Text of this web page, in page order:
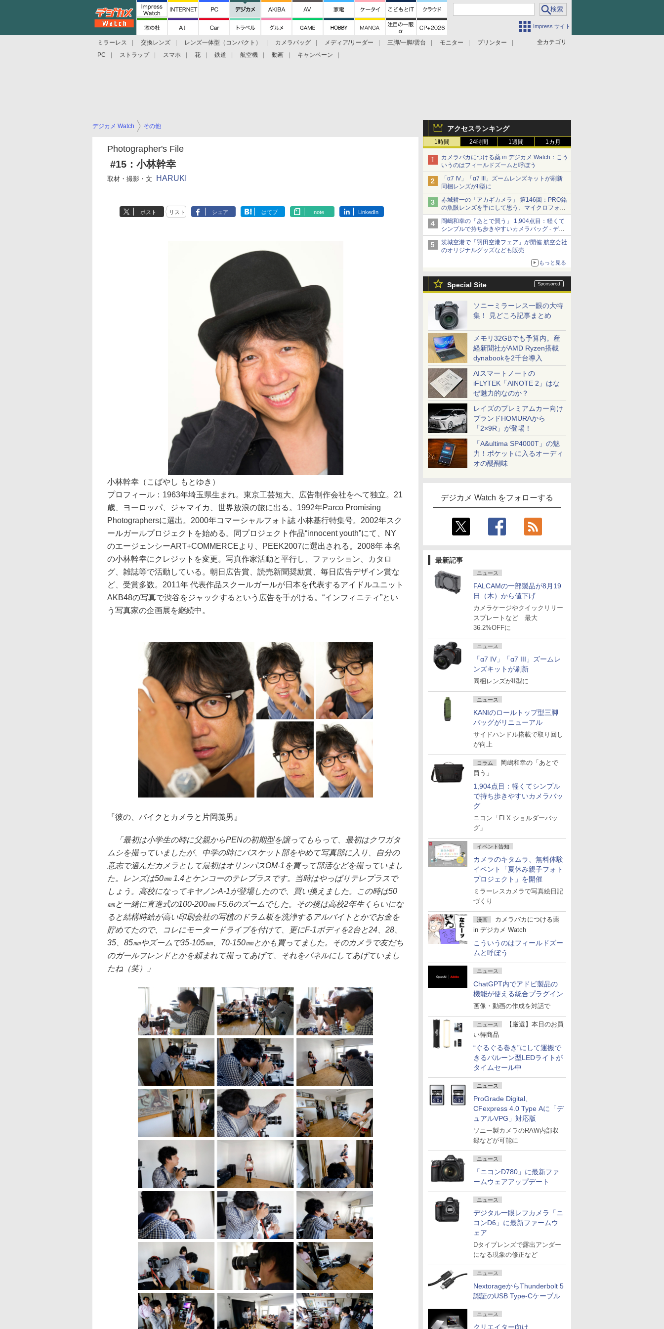
Impress サイト
全カテゴリ
ミラーレス 交換レンズ レンズ一体型（コンパクト） カメラバッグ メディア/リーダー 三脚/一脚/雲台 モニター
プリンター
PC
ストラップ スマホ 花 鉄道 航空機 動画 キャンペーン
アクセスランキング
1時間 24時間 1週間 1カ月
カメラバカにつける薬 in デジカメ Watch：こう
いうのはフィールドズームと呼ぼう
「α7 IV」「α7 III」ズームレンズキットが刷新
同梱レンズがII型に
赤城耕一の「アカギカメラ」 第146回：PRO銘
の魚眼レンズを手にして思う、マイクロフォー
サーズへの期待と可能性
岡嶋和幸の「あとで買う」 1,904点目：軽くて
シンプルで持ち歩きやすいカメラバッグ - デジ
カメ Watch
茨城空港で「羽田空港フェア」が開催 航空会社
のオリジナルグッズなども販売
もっと見る
Special Site
ソニーミラーレス一眼の大特
集！ 見どころ記事まとめ
メモリ32GBでも予算内。産
経新聞社がAMD Ryzen搭載
dynabookを2千台導入
AIスマートノートの
iFLYTEK「AINOTE 2」はな
ぜ魅力的なのか？
レイズのプレミアムカー向け
ブランドHOMURAから
「2×9R」が登場！
「A&ultima SP4000T」の魅
力！ポケットに入るオーディ
オの醍醐味
デジカメ Watch をフォローする
最新記事
ニュース
FALCAMの一部製品が8月19
日（木）から値下げ
カメラケージやクイックリリー
スプレートなど 最大
36.2%OFFに
ニュース
「α7 IV」「α7 III」ズームレ
ンズキットが刷新
同梱レンズがII型に
ニュース
KANIのロールトップ型三脚
バッグがリニューアル
サイドハンドル搭載で取り回し
が向上
コラム
岡嶋和幸の「あとで
買う」
1,904点目：軽くてシンプル
で持ち歩きやすいカメラバッ
グ
ニコン「FLX ショルダーバッ
グ」
イベント告知
カメラのキタムラ、無料体験
イベント「夏休み親子フォト
プロジェクト」を開催
ミラーレスカメラで写真絵日記
づくり
漫画
カメラバカにつける薬
in デジカメ Watch
こういうのはフィールドズー
ムと呼ぼう
ニュース
ChatGPT内でアドビ製品の
機能が使える統合プラグイン
画像・動画の作成を対話で
ニュース
【厳選】本日のお買
い得商品
“ぐるぐる巻き”にして運搬で
きるバルーン型LEDライトが
タイムセール中
ニュース
ProGrade Digital、
CFexpress 4.0 Type Aに「デ
ュアルVPG」対応版
ソニー製カメラのRAW内部収
録などが可能に
ニュース
「ニコンD780」に最新ファ
ームウェアアップデート
ニュース
デジタル一眼レフカメラ「ニ
コンD6」に最新ファームウ
ェア
Dタイプレンズで露出アンダー
になる現象の修正など
ニュース
NextorageからThunderbolt 5
認証のUSB Type-Cケーブル
ニュース
クリエイター向け
デジカメ Watch その他
Photographer's File
#15：小林幹幸
取材・撮影・文 HARUKI
ポスト リスト シェア はてブ note LinkedIn
小林幹幸（こばやし もとゆき）
プロフィール：1963年埼玉県生まれ。東京工芸短大、広告制作会社をへて独立。21
歳、ヨーロッパ、ジャマイカ、世界放浪の旅に出る。1992年Parco Promising
Photographersに選出。2000年コマーシャルフォト誌 小林基行特集号。2002年スク
ールガールプロジェクトを始める。同プロジェクト作品“innocent youth”にて、NY
のエージェンシーART+COMMERCEより、PEEK2007に選出される。2008年 本名
の小林幹幸にクレジットを変更。写真作家活動と平行し、ファッション、カタロ
グ、雑誌等で活動している。朝日広告賞、読売新聞奨励賞、毎日広告デザイン賞な
ど、受賞多数。2011年 代表作品スクールガールが日本を代表するアイドルユニット
AKB48の写真で渋谷をジャックするという広告を手がける。“インフィニティ”とい
う写真家の企画展を継続中。
『彼の、バイクとカメラと片岡義男』
「最初は小学生の時に父親からPENの初期型を譲ってもらって、最初はクワガタ
ムシを撮っていましたが、中学の時にバスケット部をやめて写真部に入り、自分の
意志で選んだカメラとして最初はオリンパスOM-1を買って部活などを撮っていまし
た。レンズは50㎜ 1.4とケンコーのテレプラスです。当時はやっぱりテレプラスで
しょう。高校になってキヤノンA-1が登場したので、買い換えました。この時は50
㎜と一緒に直進式の100-200㎜ F5.6のズームでした。その後は高校2年生くらいにな
ると結構時給が高い印刷会社の写植のドラム板を洗浄するアルバイトとかでお金を
貯めてたので、コレにモータードライブを付けて、更にF-1ボディを2台と24、28、
35、85㎜やズームで35-105㎜、70-150㎜とかも買ってました。そのカメラで友だち
のガールフレンドとかを頼まれて撮ってあげて、それをパネルにしてあげていまし
たね（笑）」